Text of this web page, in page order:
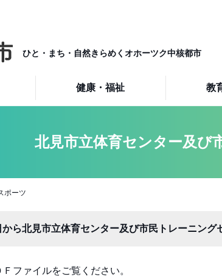
ひと・まち・自然きらめくオホーツク中核都市
健康・福祉 教
北見市立体育センター及び
ポーツ
ら北見市立体育センター及び市民トレーニング
ファイルをご覧ください。